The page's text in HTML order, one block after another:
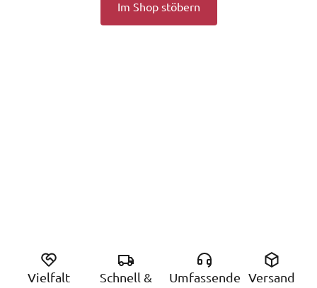
Im Shop stöbern
Vielfalt
Schnell &
Umfassende Versand